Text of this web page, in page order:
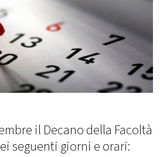
il Decano della Facoltà
seguenti giorni e orari: